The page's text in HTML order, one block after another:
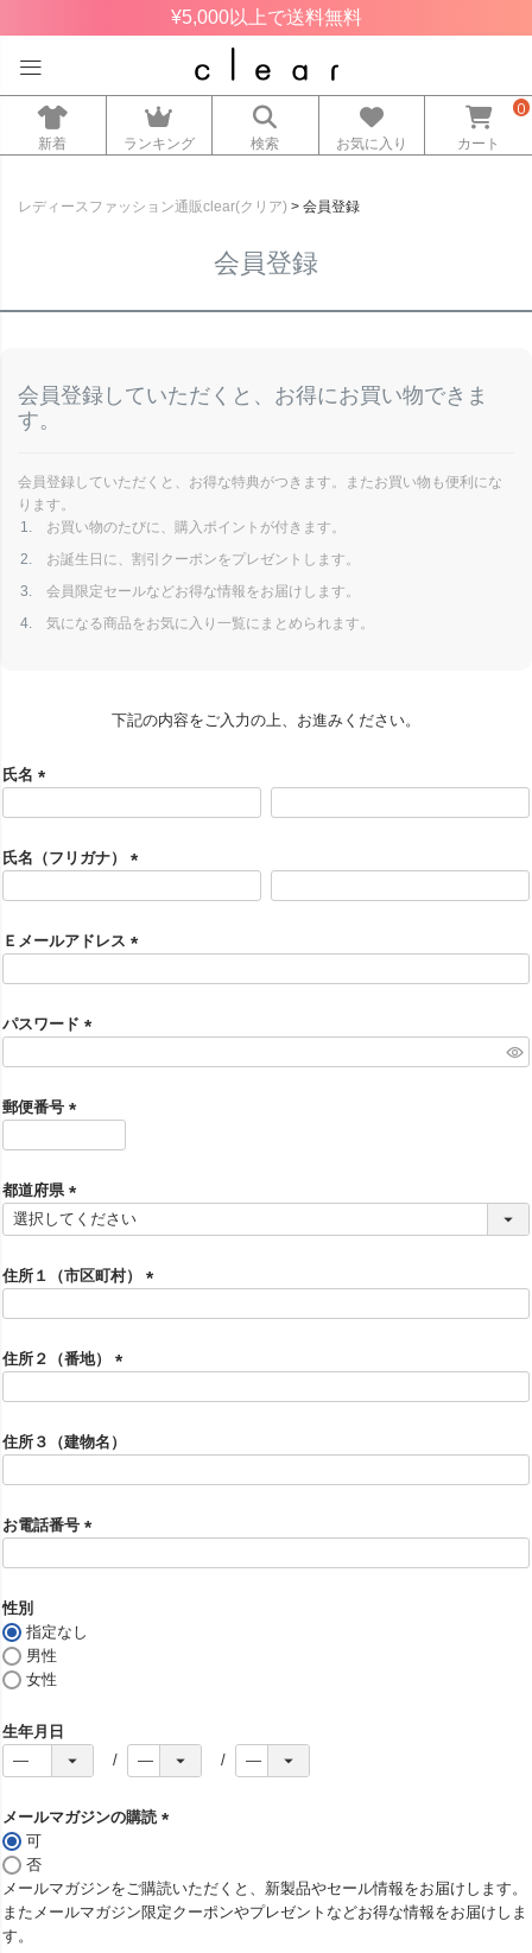
¥5,000以上で送料無料
新着 ランキング 検索 お気に入り カート
0
レディースファッション通販clear(クリア) 会員登録
会員登録
会員登録していただくと、お得にお買い物できま
す。
会員登録していただくと、お得な特典がつきます。またお買い物も便利にな
ります。
お買い物のたびに、購入ポイントが付きます。
お誕生日に、割引クーポンをプレゼントします。
会員限定セールなどお得な情報をお届けします。
気になる商品をお気に入り一覧にまとめられます。
下記の内容をご入力の上、お進みください。
氏名
須
)
氏名（フリガナ）
須
)
Ｅメールアドレス
)
パスワード
)
郵便番号
須
)
都道府県
(
須
)
住所１（市区町村）
)
住所２（番地）
須
)
住所３（建物名）
お電話番号
性別
指定なし
男性
女性
生年月日
メールマガジンの購読
須
)
可
否
メールマガジンをご購読いただくと、新製品やセール情報をお届けします。
またメールマガジン限定クーポンやプレゼントなどお得な情報をお届けしま
す。